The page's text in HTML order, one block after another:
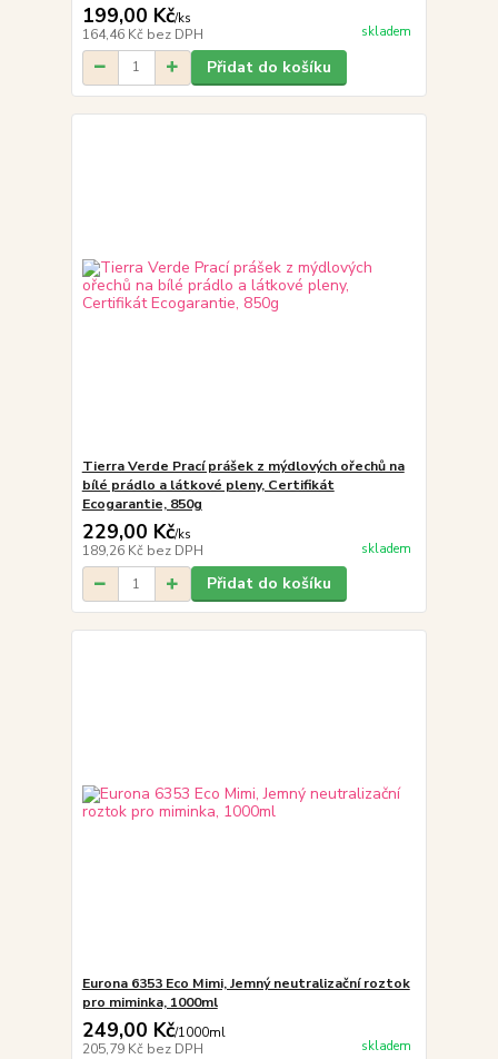
199,00 Kč/ks
164,46 Kč bez DPH skladem
Přidat do košíku
Tierra Verde Prací prášek z mýdlových ořechů na
bílé prádlo a látkové pleny, Certifikát
Ecogarantie, 850g
229,00 Kč/ks
189,26 Kč bez DPH skladem
Přidat do košíku
Eurona 6353 Eco Mimi, Jemný neutralizační roztok
pro miminka, 1000ml
249,00 Kč/1000ml
205,79 Kč bez DPH skladem